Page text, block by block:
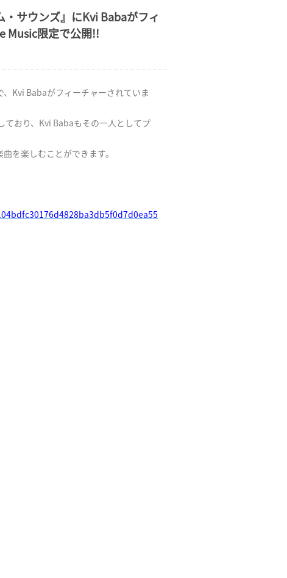
サウンズ』にKvi Babaがフィ
Music限定で公開!!
Kvi Babaがフィーチャーされていま
ており、Kvi Babaもその一人としてプ
を楽しむことができます。